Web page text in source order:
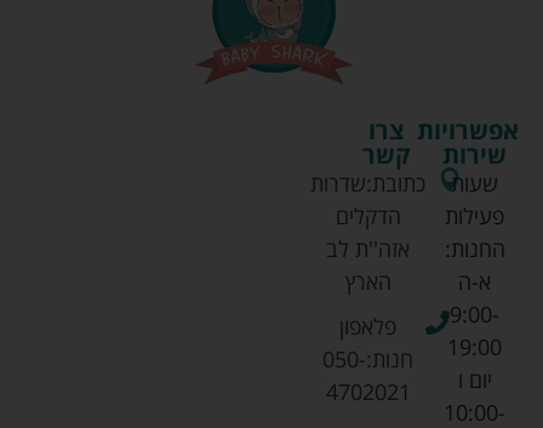
צרו
קשר
כתובת:שדרות
הדקלים
אזה''ת לב
הארץ
פלאפון
חנות:050-
4702021
אפשרויות
שירות
שעות
פעילות
החנות:
א-ה
9:00-
19:00
יום ו
10:00-